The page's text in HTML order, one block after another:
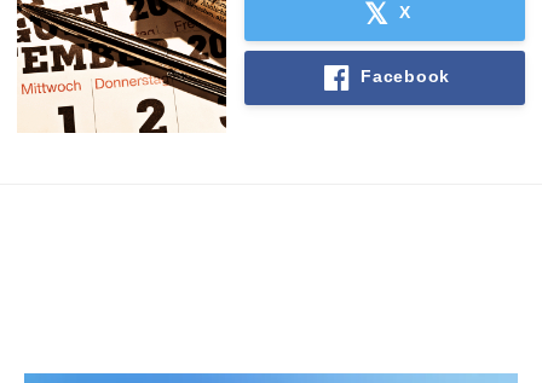
X
Facebook